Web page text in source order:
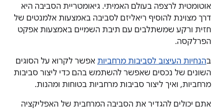
אוטומטית לרצפה בעולם האמיתי. גיאומטריית הסביבה היא
דרך מצוינת להוסיף ריאליזם לסביבה באמצעות אלמנטים של
חזית ורקע שמשתלבים עם תיבת השמיים באמצעות אפקט
הפרלקסה.
בהנחיות העיצוב לסביבות מרחביות אפשר לקרוא על הסוגים
השונים של נכסים שאפשר להשתמש בהם כדי ליצור סביבות
מרחביות, ואיך ליצור סביבות מרחביות בטוחות ומהנות.
אתם יכולים להגדיר את הסביבה המרחבית של האפליקציה